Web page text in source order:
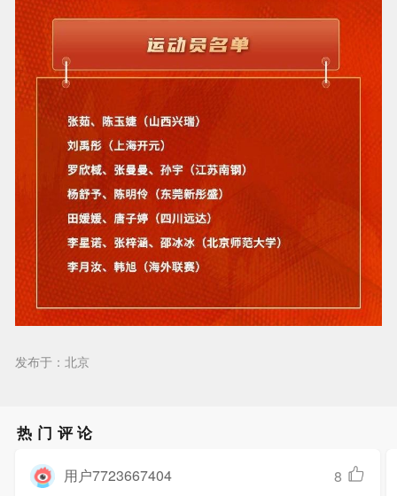
发布于：北京
热门评论
用户7723667404 8